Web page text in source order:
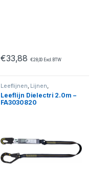
€33,88 €28,00 Excl. BTW
Leeflijnen, Lijnen,
Valbeveiliging
Leeflijn Dielectri 2.0m –
FA3030820